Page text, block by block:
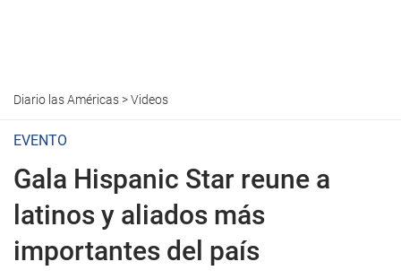
Diario las Américas>Videos
EVENTO
Gala Hispanic Star reune a
latinos y aliados más
importantes del país